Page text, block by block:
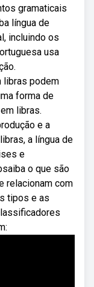
gramaticais
língua de
incluindo os
usa
libras podem
forma de
libras.
e a
a língua de
e
o que são
relacionam com
tipos e as